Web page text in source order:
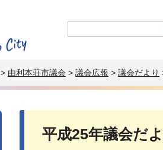
> 由利本荘市議会 > 議会広報 > 議会だより
平成25年議会だ